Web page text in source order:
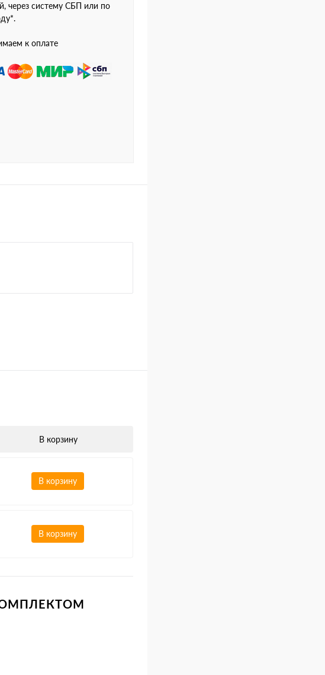
через систему СБП или по
к оплате
В корзину
В корзину
В корзину